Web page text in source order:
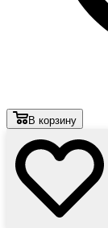
В корзину